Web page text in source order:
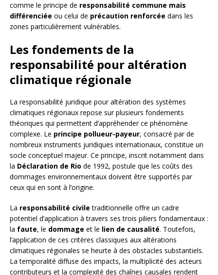
comme le principe de responsabilité commune mais
différenciée ou celui de précaution renforcée dans les
zones particulièrement vulnérables.
Les fondements de la
responsabilité pour altération
climatique régionale
La responsabilité juridique pour altération des systèmes
climatiques régionaux repose sur plusieurs fondements
théoriques qui permettent d’appréhender ce phénomène
complexe. Le principe pollueur-payeur, consacré par de
nombreux instruments juridiques internationaux, constitue un
socle conceptuel majeur. Ce principe, inscrit notamment dans
la Déclaration de Rio de 1992, postule que les coûts des
dommages environnementaux doivent être supportés par
ceux qui en sont à l’origine.
La responsabilité civile traditionnelle offre un cadre
potentiel d’application à travers ses trois piliers fondamentaux :
la faute, le dommage et le lien de causalité. Toutefois,
l’application de ces critères classiques aux altérations
climatiques régionales se heurte à des obstacles substantiels.
La temporalité diffuse des impacts, la multiplicité des acteurs
contributeurs et la complexité des chaînes causales rendent